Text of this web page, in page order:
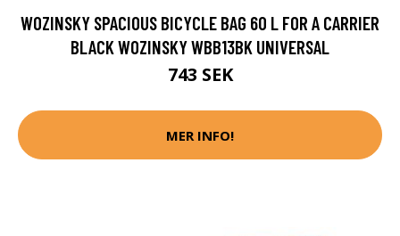
WOZINSKY SPACIOUS BICYCLE BAG 60 L FOR A CARRIER
BLACK WOZINSKY WBB13BK UNIVERSAL
743 SEK
MER INFO!